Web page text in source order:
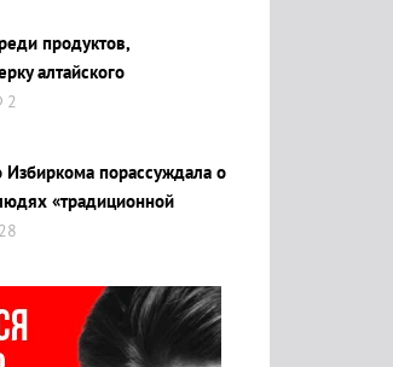
продуктов,
алтайского
2
Избиркома порассуждала о
«традиционной
28